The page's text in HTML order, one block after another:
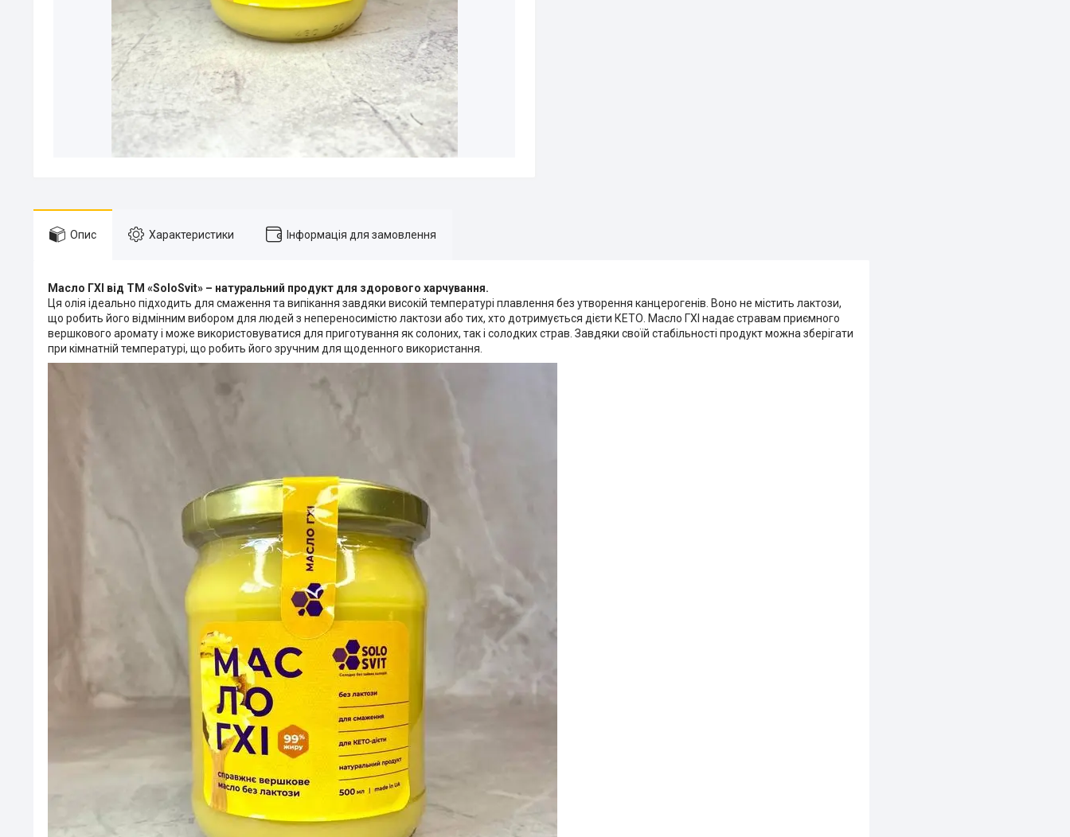
Опис Характеристики Інформація для замовлення
Масло ГХІ від ТМ «SoloSvit» – натуральний продукт для здорового харчування.
Ця олія ідеально підходить для смаження та випікання завдяки високій температурі плавлення без утворення канцерогенів. Воно не містить лактози,
що робить його відмінним вибором для людей з непереносимістю лактози або тих, хто дотримується дієти КЕТО. Масло ГХІ надає стравам приємного
вершкового аромату і може використовуватися для приготування як солоних, так і солодких страв. Завдяки своїй стабільності продукт можна зберігати
при кімнатній температурі, що робить його зручним для щоденного використання.